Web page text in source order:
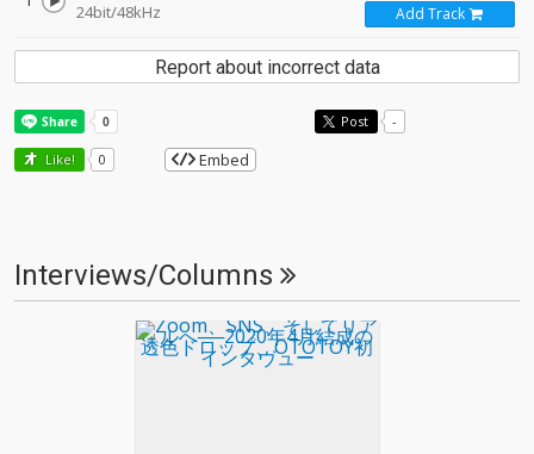
24bit/48kHz
Add Track
Report about incorrect data
Post -
Like! 0 Embed
Interviews/Columns